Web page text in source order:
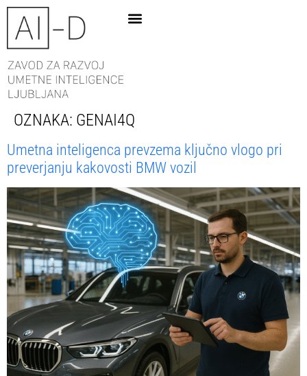
OZNAKA: GENAI4Q
Umetna inteligenca prevzema ključno vlogo pri
preverjanju kakovosti BMW vozil